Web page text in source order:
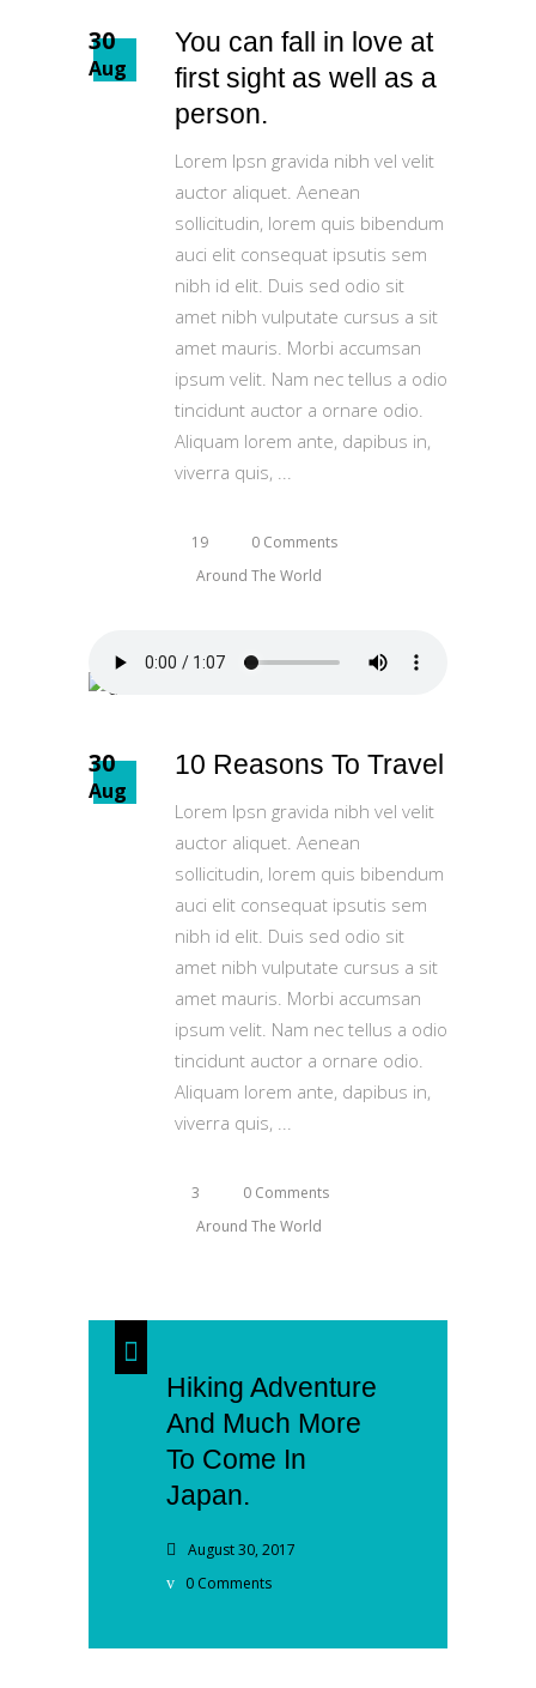
30
Aug
You can fall in love at
first sight as well as a
person.
Lorem Ipsn gravida nibh vel velit
auctor aliquet. Aenean
sollicitudin, lorem quis bibendum
auci elit consequat ipsutis sem
nibh id elit. Duis sed odio sit
amet nibh vulputate cursus a sit
amet mauris. Morbi accumsan
ipsum velit. Nam nec tellus a odio
tincidunt auctor a ornare odio.
Aliquam lorem ante, dapibus in,
viverra quis,
19
0 Comments
Around The World
30
Aug
10 Reasons To Travel
Lorem Ipsn gravida nibh vel velit
auctor aliquet. Aenean
sollicitudin, lorem quis bibendum
auci elit consequat ipsutis sem
nibh id elit. Duis sed odio sit
amet nibh vulputate cursus a sit
amet mauris. Morbi accumsan
ipsum velit. Nam nec tellus a odio
tincidunt auctor a ornare odio.
Aliquam lorem ante, dapibus in,
viverra quis,
3
0 Comments
Around The World
Hiking Adventure
And Much More
To Come In
Japan.
August 30, 2017
0 Comments